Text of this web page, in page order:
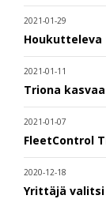
2021-01-29
2021-01-11
Triona
2021-01-07
FleetControl
2020-12-18
Yrittäjä valitsi